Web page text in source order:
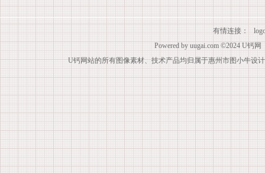
有情连接：
Powered by uugai.com ©2024 U钙网
U钙网站的所有图像素材、技术产品均归属于惠州市图小牛设